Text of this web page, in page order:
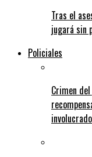
Tras el
jugará sin
Policiales
Crimen